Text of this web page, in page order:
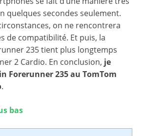
quelques secondes seulement.
on ne rencontrera
de compatibilité. Et puis, la
235 tient plus longtemps
2 Cardio. En conclusion, je
Forerunner 235 au TomTom
.
bas